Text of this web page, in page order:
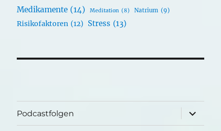
Medikamente (14) Meditation (8) Natrium (9)
Risikofaktoren (12) Stress (13)
Podcastfolgen
öffnen